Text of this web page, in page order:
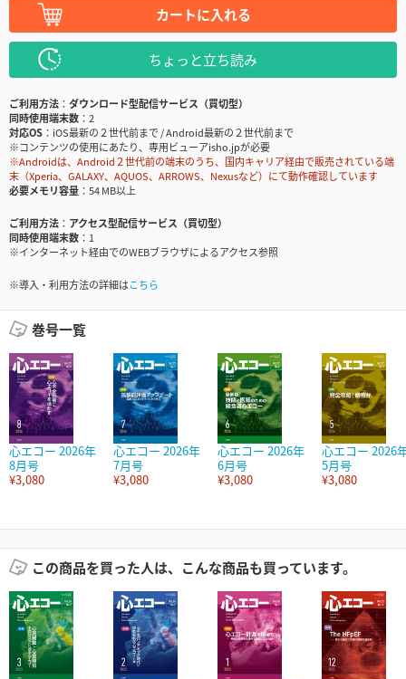
カートに入れる
ちょっと立ち読み
ご利用方法
ダウンロード型配信サービス（買切型）
同時使用端末数
2
対応OS
iOS最新の２世代前まで / Android最新の２世代前まで
※コンテンツの使用にあたり、専用ビューアisho.jpが必要
※Androidは、Android２世代前の端末のうち、国内キャリア経由で販売されている端
末（Xperia、GALAXY、AQUOS、ARROWS、Nexusなど）にて動作確認しています
必要メモリ容量
54 MB以上
ご利用方法
アクセス型配信サービス（買切型）
同時使用端末数
1
※インターネット経由でのWEBブラウザによるアクセス参照
※導入・利用方法の詳細はこちら
巻号一覧
心エコー 2026年
8月号
¥3,080
心エコー 2026年
7月号
¥3,080
心エコー 2026年
6月号
¥3,080
心エコー 2026
5月号
¥3,080
この商品を買った人は、こんな商品も買っています。